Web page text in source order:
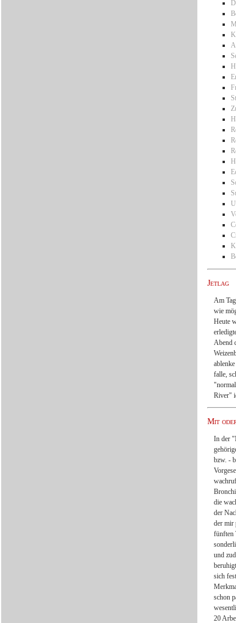
Jetlag
Am
wie
Heute
Abend
falle,
River"
Mit
In der
bzw. -
die
der
der mir
fünften
und
sich
schon
20